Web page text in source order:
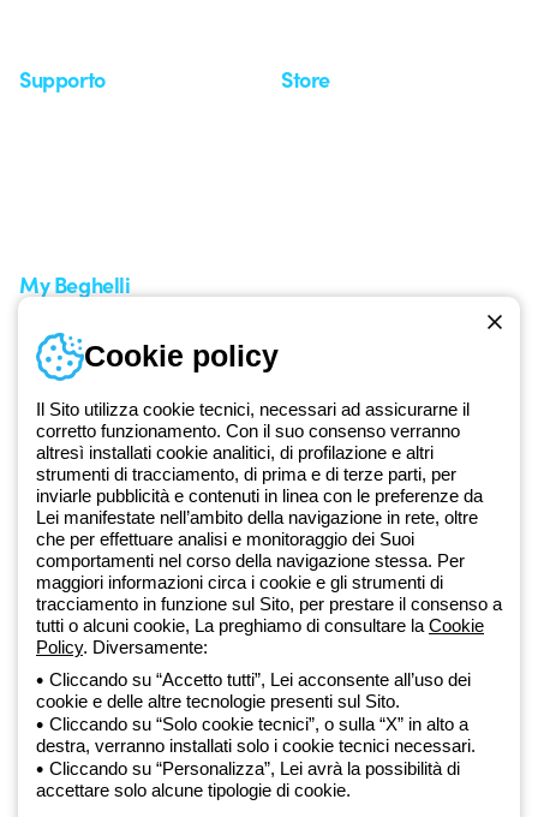
Dal 2025 Beghelli è parte del Gruppo GEWISS, all’interno
dell’ecosistema GEWISS LightZone, dove realizziamo soluzioni di
illuminazione integrate che trasformano la complessità in semplicità,
supportando professionisti e utenti finali nella realizzazione dei loro
bisogni.Scopri di più su GEWISS
Supporto Store
My Beghelli
Accedi o registrati
Formazione
Documentazione e software
Iscriviti alla newsletter
Privacy Policy
Cookie policy
Condizioni di vendita
Tutte le policy
Accessibilità
Cookie policy
Il Sito utilizza cookie tecnici, necessari ad assicurarne il
corretto funzionamento. Con il suo consenso verranno
altresì installati cookie analitici, di profilazione e altri
strumenti di tracciamento, di prima e di terze parti, per
inviarle pubblicità e contenuti in linea con le preferenze da
Lei manifestate nell’ambito della navigazione in rete, oltre
che per effettuare analisi e monitoraggio dei Suoi
comportamenti nel corso della navigazione stessa. Per
maggiori informazioni circa i cookie e gli strumenti di
tracciamento in funzione sul Sito, per prestare il consenso a
tutti o alcuni cookie, La preghiamo di consultare la Cookie
Policy. Diversamente:
Cliccando su “Accetto tutti”, Lei acconsente all’uso dei
cookie e delle altre tecnologie presenti sul Sito.
Cliccando su “Solo cookie tecnici”, o sulla “X” in alto a
destra, verranno installati solo i cookie tecnici necessari.
Cliccando su “Personalizza”, Lei avrà la possibilità di
accettare solo alcune tipologie di cookie.